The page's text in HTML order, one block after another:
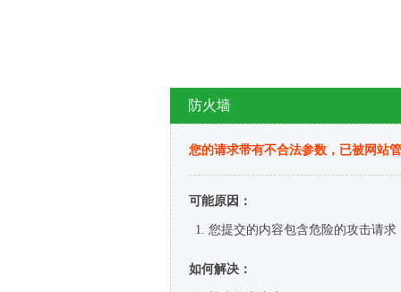
防火墙
您的请求带有不合法参数，已被网站
可能原因：
您提交的内容包含危险的攻击请求
如何解决：